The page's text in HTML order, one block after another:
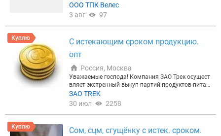
Со своей стороны гарантируем порядочность и с
воевременную оплату! Предложения скидывайте
ООО ТПК Велес
3 авг
97
Куплю
С истекающим сроком продукцию.
опт
Россия, Москва
Уважаемые господа! Компания ЗАО Трек осущест
вляет экстренный выкуп партий продуктов питан
ия: с истекающим сроком хранения, складских ос
татков, неликвидов, непрофильных активов, таки
я консервация, шоколад, кондитерские изделия, м
маргарин, майонез, кетчуп, крупы и многое друго
ЗАО TREK
30 июл
2258
Куплю
Сом, сцм, сгущёнку с истек. сроком.